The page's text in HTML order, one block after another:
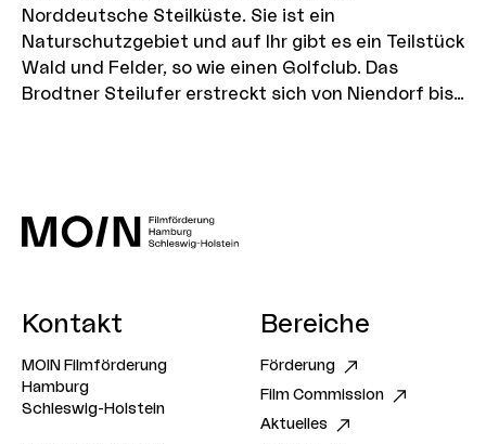
Norddeutsche Steilküste. Sie ist ein
Naturschutzgebiet und auf Ihr gibt es ein Teilstück
Wald und Felder, so wie einen Golfclub. Das
Brodtner Steilufer erstreckt sich von Niendorf bis
Kontakt
MOIN Filmförderung
Hamburg
Schleswig-Holstein
Bereiche
Förderung
Film Commission
Aktuelles